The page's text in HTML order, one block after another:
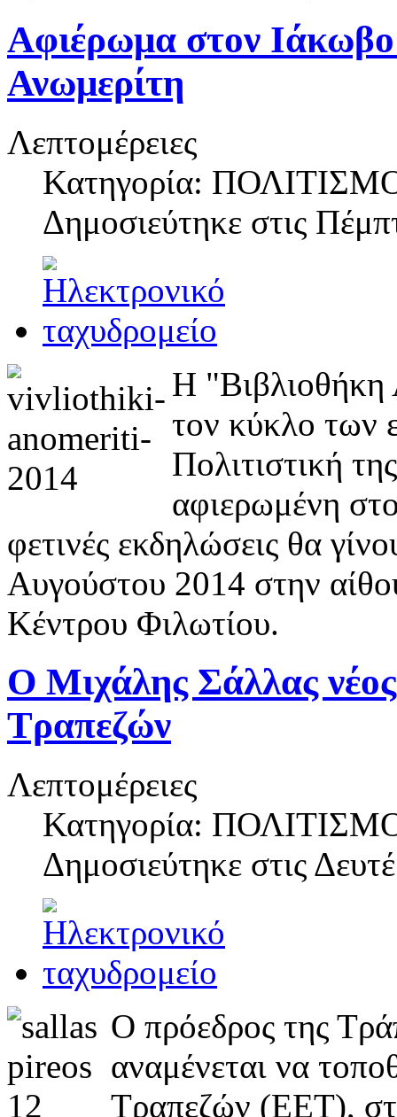
Αφιέρωμα στον
Ανωμερίτη
Λεπτομέρειες
Κατηγορία:
Δημοσιεύτηκε στις
Η "Βιβλιοθήκη
τον κύκλο των
Πολιτιστική
αφιερωμένη
φετινές εκδηλώσεις θα
Αυγούστου 2014 στην
Κέντρου Φιλωτίου.
Ο Μιχάλης Σάλλας
Τραπεζών
Λεπτομέρειες
Κατηγορία:
Δημοσιεύτηκε στις
Ο πρόεδρος της
αναμένεται να
Τραπεζών (ΕΕΤ),